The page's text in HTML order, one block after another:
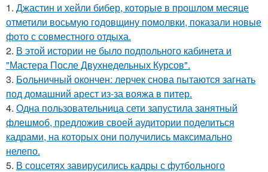
1. Джастин и хейли бибер, которые в прошлом месяце
отметили восьмую годовщину помолвки, показали новые
фото с совместного отдыха.
2. В этой истории не было подпольного кабинета и
"Мастера После Двухнедельных Курсов".
3. Больничный окончен: лерчек снова пытаются загнать
под домашний арест из-за вояжа в питер.
4. Одна пользовательница сети запустила занятный
флешмоб, предложив своей аудитории поделиться
кадрами, на которых они получились максимально
нелепо.
5. В соцсетях завирусились кадры с футбольного